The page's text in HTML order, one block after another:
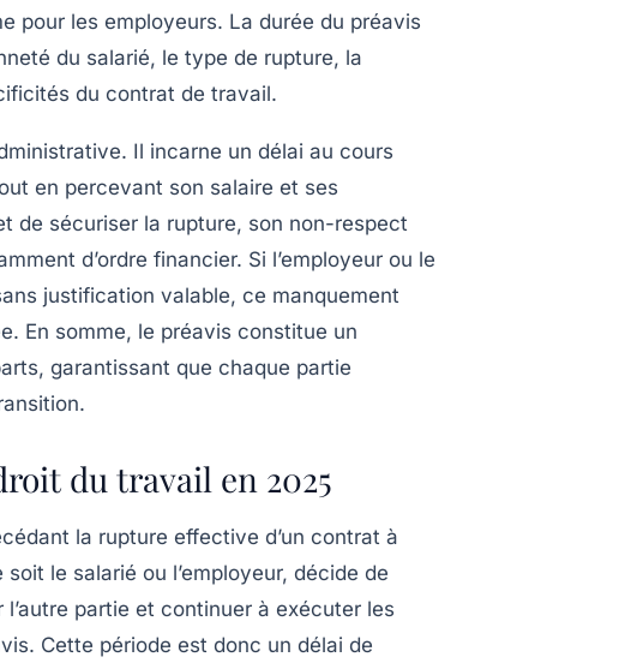
pour les employeurs. La durée du préavis
du salarié, le type de rupture, la
du contrat de travail.
Il incarne un délai au cours
en percevant son salaire et ses
de sécuriser la rupture, son non-respect
d’ordre financier. Si l’employeur ou le
justification valable, ce manquement
En somme, le préavis constitue un
garantissant que chaque partie
du travail en 2025
la rupture effective d’un contrat à
le salarié ou l’employeur, décide de
partie et continuer à exécuter les
Cette période est donc un délai de